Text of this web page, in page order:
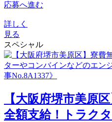
応募へ進む
詳しく
見る
スペシャル
【大阪府堺市美原
全額支給！トラク